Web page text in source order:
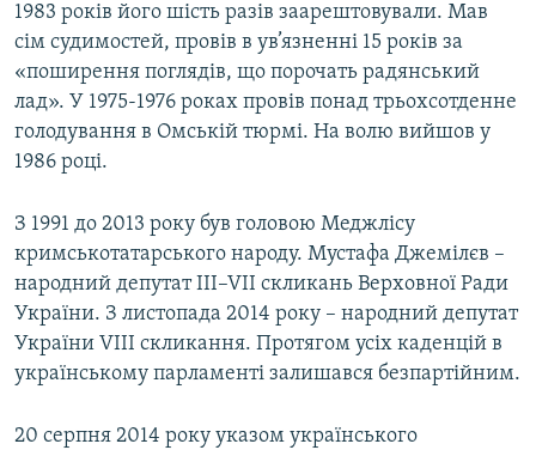
1983 років його шість разів заарештовували. Мав
сім судимостей, провів в ув’язненні 15 років за
«поширення поглядів, що порочать радянський
лад». У 1975-1976 роках провів понад трьохсотденне
голодування в Омській тюрмі. На волю вийшов у
1986 році.
З 1991 до 2013 року був головою Меджлісу
кримськотатарського народу. Мустафа Джемілєв –
народний депутат III–VІІ скликань Верховної Ради
України. З листопада 2014 року – народний депутат
України VIII скликання. Протягом усіх каденцій в
українському парламенті залишався безпартійним.
20 серпня 2014 року указом українського